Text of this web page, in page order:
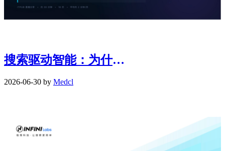
搜索驱动智能：为什么每个AI系统最终都需要搜索引擎?
2026-06-30 by Medcl